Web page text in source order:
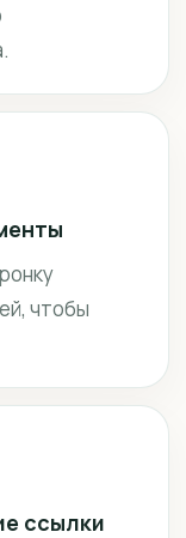
чтобы
ссылки